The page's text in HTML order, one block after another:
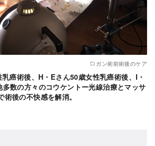
ガン術前術後のケア
癌術後、H・Eさん50歳女性乳癌術後、I・
数の方々のコウケントー光線治療とマッサ
後の不快感を解消。